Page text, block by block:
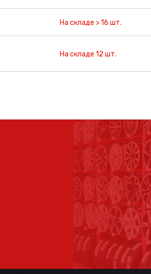
На складе > 16 шт.
На складе 12 шт.